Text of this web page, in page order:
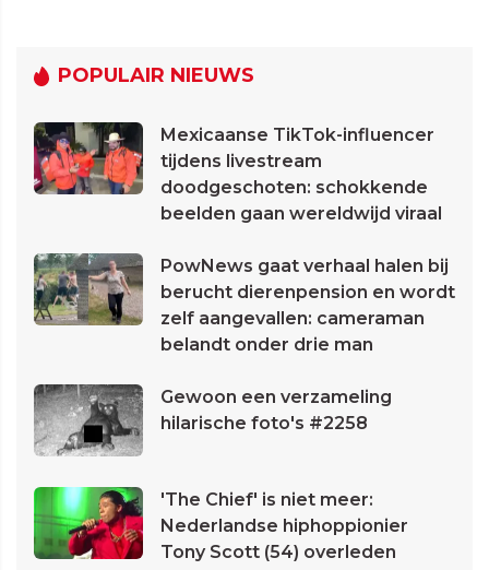
POPULAIR NIEUWS
Mexicaanse TikTok-influencer
tijdens livestream
doodgeschoten: schokkende
beelden gaan wereldwijd viraal
PowNews gaat verhaal halen bij
berucht dierenpension en wordt
zelf aangevallen: cameraman
belandt onder drie man
Gewoon een verzameling
hilarische foto's #2258
'The Chief' is niet meer:
Nederlandse hiphoppionier
Tony Scott (54) overleden